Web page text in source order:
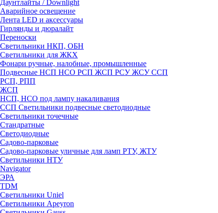
Даунтлайты / Downlight
Аварийное освещение
Лента LED и аксессуары
Гирлянды и дюралайт
Переноски
Светильники НКП, ОБН
Светильники для ЖКХ
Фонари ручные, налобные, промышленные
Подвесные НСП НСО РСП ЖСП РСУ ЖСУ ССП
РСП, РПП
ЖСП
НСП, НСО под лампу накаливания
ССП Светильники подвесные светодиодные
Светильники точечные
Стандратные
Светодиодные
Садово-парковые
Садово-парковые уличные для ламп РТУ, ЖТУ
Светильники НТУ
Navigator
ЭРА
TDM
Светильники Uniel
Светильники Apeyron